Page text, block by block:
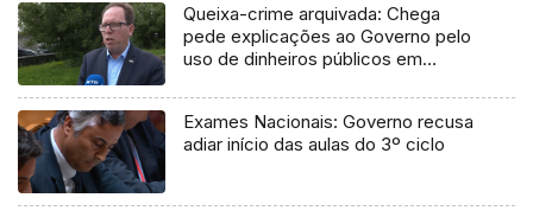
Queixa-crime arquivada: Chega
pede explicações ao Governo pelo
uso de dinheiros públicos em
Exames Nacionais: Governo recusa
adiar início das aulas do 3º ciclo